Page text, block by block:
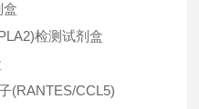
盒
检测试剂盒
(RANTES/CCL5)